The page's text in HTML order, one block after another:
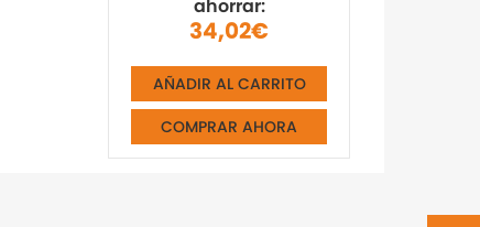
ahorrar:
34,02€
AÑADIR AL CARRITO
COMPRAR AHORA